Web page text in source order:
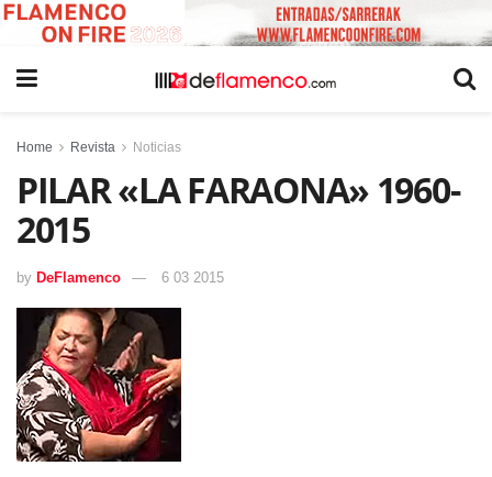
Home Revista Noticias
PILAR «LA FARAONA» 1960-
2015
by DeFlamenco 6 03 2015